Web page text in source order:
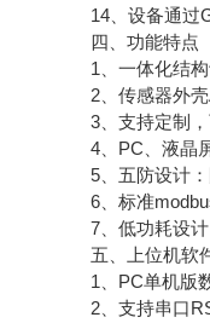
14、设备通过
四、功能特点
1、一体化结构
2、传感器外壳
3、支持定制，
4、PC、液晶屏
5、五防设计：
6、标准
7、低功耗设计
五、上位机软
1、PC单机版数
2、支持串口